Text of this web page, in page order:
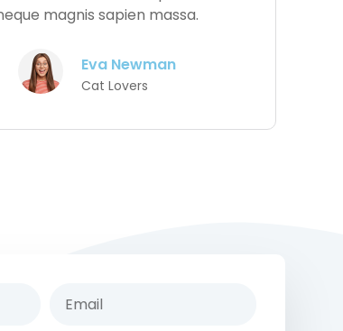
magnis sapien massa.
Eva Newman
Cat Lovers